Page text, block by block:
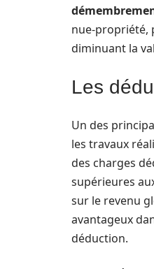
nue-propriété,
diminuant la
Les
Un des
les travaux
des charges
supérieures
sur le revenu
avantageux
déduction.